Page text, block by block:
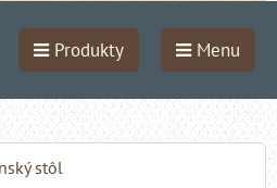
Produkty Menu
stôl